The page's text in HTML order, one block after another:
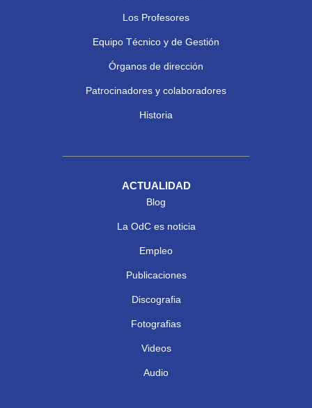
Los Profesores
Equipo Técnico y de Gestión
Órganos de dirección
Patrocinadores y colaboradores
Historia
ACTUALIDAD
Blog
La OdC es noticia
Empleo
Publicaciones
Discografia
Fotografias
Videos
Audio